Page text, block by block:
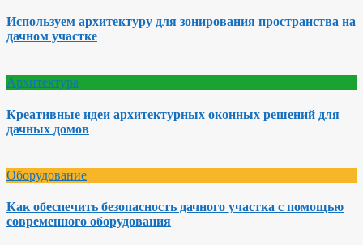
Используем архитектуру для зонирования пространства на
дачном участке
Архитектура
Креативные идеи архитектурных оконных решений для
дачных домов
Оборудование
Как обеспечить безопасность дачного участка с помощью
современного оборудования